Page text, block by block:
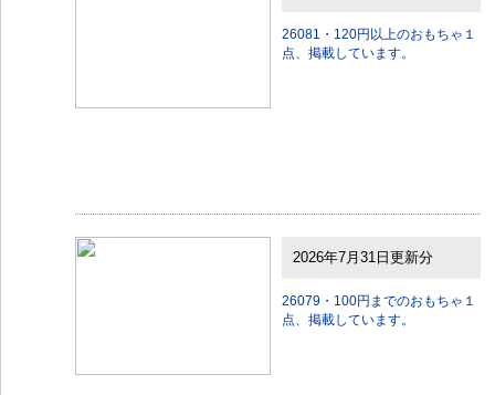
26081・120円以上のおもちゃ１
点、掲載しています。
2026年7月31日更新分
26079・100円までのおもちゃ１
点、掲載しています。